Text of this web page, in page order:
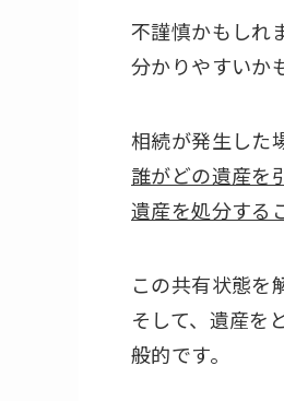
不謹慎かもしれ
分かりやすいか
相続が発生した
誰がどの遺産を
遺産を処分する
この共有状態を
そして、遺産を
般的です。